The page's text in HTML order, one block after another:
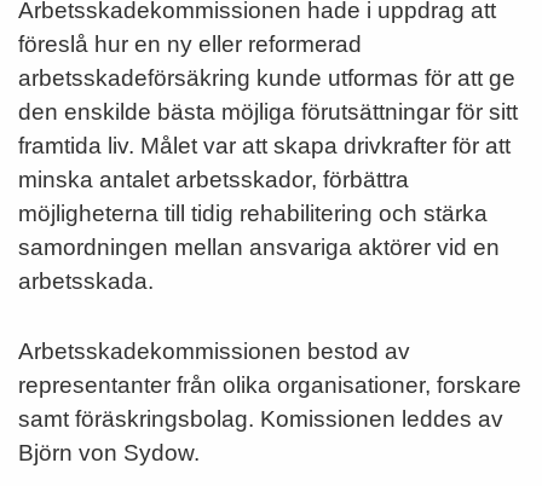
Arbetsskadekommissionen hade i uppdrag att
föreslå hur en ny eller reformerad
arbetsskadeförsäkring kunde utformas för att ge
den enskilde bästa möjliga förutsättningar för sitt
framtida liv. Målet var att skapa drivkrafter för att
minska antalet arbetsskador, förbättra
möjligheterna till tidig rehabilitering och stärka
samordningen mellan ansvariga aktörer vid en
arbetsskada.
Arbetsskadekommissionen bestod av
representanter från olika organisationer, forskare
samt föräskringsbolag. Komissionen leddes av
Björn von Sydow.